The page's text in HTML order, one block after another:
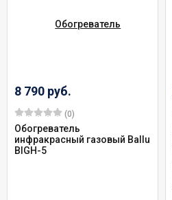
8 790 руб.
(0)
Обогреватель
инфракрасный газовый Ballu
BIGH-5